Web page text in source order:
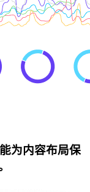
为内容布局保